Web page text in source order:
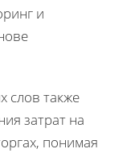
и
слов также
затрат на
понимая